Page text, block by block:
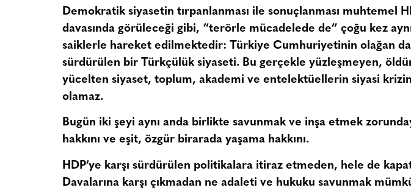
Demokratik siyasetin tırpanlanması ile sonuçlanması muhtemel
davasında görüleceği gibi, “terörle mücadelede de” çoğu kez
saiklerle hareket edilmektedir: Türkiye Cumhuriyetinin olağan
sürdürülen bir Türkçülük siyaseti. Bu gerçekle yüzleşmeyen,
yücelten siyaset, toplum, akademi ve entelektüellerin siyasi krizin
olamaz.
Bugün iki şeyi aynı anda birlikte savunmak ve inşa etmek
hakkını ve eşit, özgür birarada yaşama hakkını.
HDP’ye karşı sürdürülen politikalara itiraz etmeden, hele de
Davalarına karşı çıkmadan ne adaleti ve hukuku savunmak